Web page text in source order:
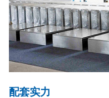
配套实力